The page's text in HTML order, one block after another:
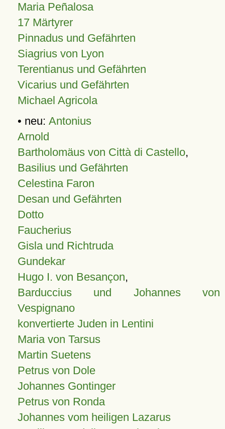
Maria Peñalosa
17 Märtyrer
Pinnadus und Gefährten
Siagrius von Lyon
Terentianus und Gefährten
Vicarius und Gefährten
Michael Agricola
• neu: Antonius
Arnold
Bartholomäus von Città di Castello,
Basilius und Gefährten
Celestina Faron
Desan und Gefährten
Dotto
Faucherius
Gisla und Richtruda
Gundekar
Hugo I. von Besançon,
Barduccius und Johannes von
Vespignano
konvertierte Juden in Lentini
Maria von Tarsus
Martin Suetens
Petrus von Dole
Johannes Gontinger
Petrus von Ronda
Johannes vom heiligen Lazarus